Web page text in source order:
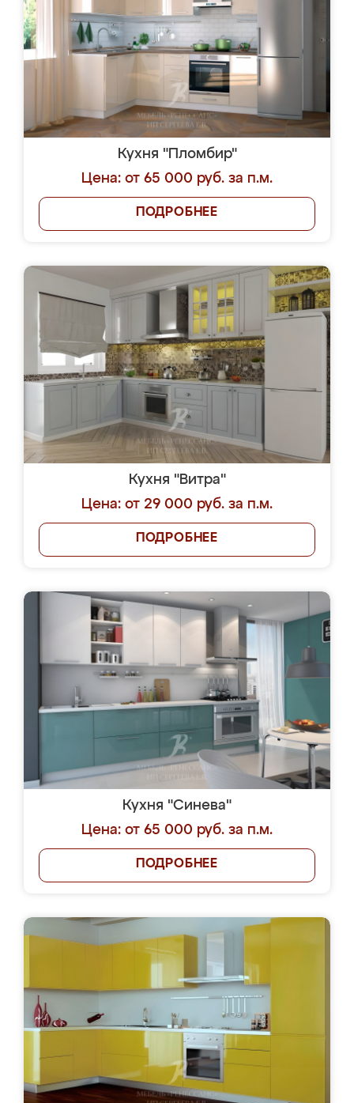
Кухня "Пломбир"
Цена: от 65 000 руб. за п.м.
ПОДРОБНЕЕ
Кухня "Витра"
Цена: от 29 000 руб. за п.м.
ПОДРОБНЕЕ
Кухня "Синева"
Цена: от 65 000 руб. за п.м.
ПОДРОБНЕЕ